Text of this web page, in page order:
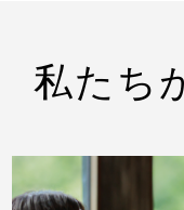
私たち